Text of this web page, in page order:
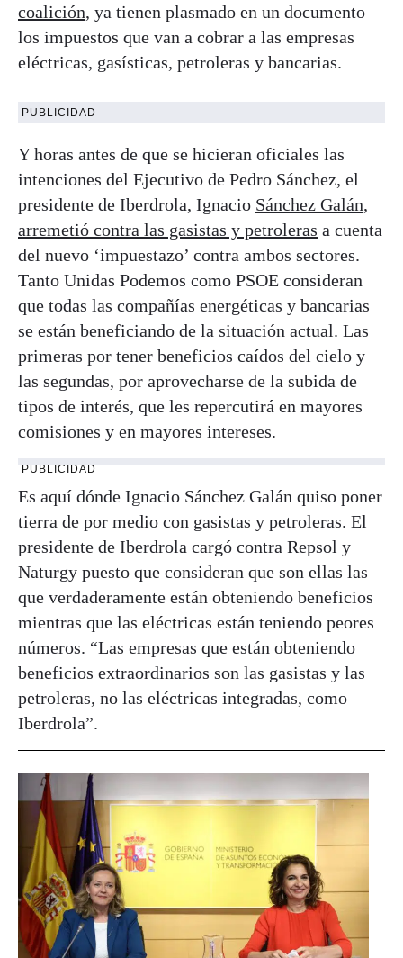
coalición, ya tienen plasmado en un documento
los impuestos que van a cobrar a las empresas
eléctricas, gasísticas, petroleras y bancarias.
PUBLICIDAD
Y horas antes de que se hicieran oficiales las
intenciones del Ejecutivo de Pedro Sánchez, el
presidente de Iberdrola, Ignacio Sánchez Galán,
arremetió contra las gasistas y petroleras a cuenta
del nuevo ‘impuestazo’ contra ambos sectores.
Tanto Unidas Podemos como PSOE consideran
que todas las compañías energéticas y bancarias
se están beneficiando de la situación actual. Las
primeras por tener beneficios caídos del cielo y
las segundas, por aprovecharse de la subida de
tipos de interés, que les repercutirá en mayores
comisiones y en mayores intereses.
PUBLICIDAD
Es aquí dónde Ignacio Sánchez Galán quiso poner
tierra de por medio con gasistas y petroleras. El
presidente de Iberdrola cargó contra Repsol y
Naturgy puesto que consideran que son ellas las
que verdaderamente están obteniendo beneficios
mientras que las eléctricas están teniendo peores
números. “Las empresas que están obteniendo
beneficios extraordinarios son las gasistas y las
petroleras, no las eléctricas integradas, como
Iberdrola”.